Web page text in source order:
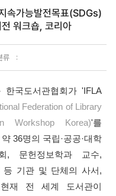
속가능발전목표(SDGs)
워크숍, 코리아
류
국도서관협회가 'IFLA
Federation of Library
Workshop Korea)'를
36명의 국립·공공·대학
회, 문헌정보학과 교수,
등 기관 및 단체의 사서,
재 전 세계 도서관이